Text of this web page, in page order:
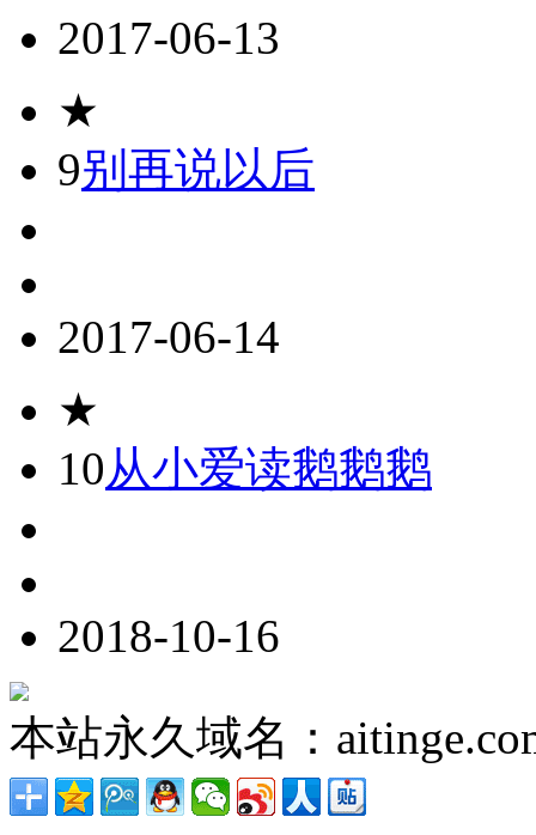
2017-06-13
★
9别再说以后
2017-06-14
★
10从小爱读鹅鹅鹅
2018-10-16
本站永久域名：